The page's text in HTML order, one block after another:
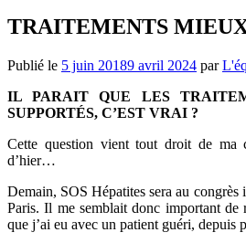
TRAITEMENTS MIEUX
Publié le 5 juin 20189 avril 2024 par
IL PARAIT QUE LES
SUPPORTÉS, C’EST VRAI ?
Cette question vient tout droit de ma
d’hier…
Demain, SOS Hépatites sera au congrès
Paris. Il me semblait donc important de
que j’ai eu avec un patient guéri, depuis